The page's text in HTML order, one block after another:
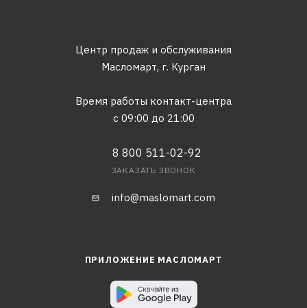
Центр продаж и обслуживания
Масломарт, г. Курган
Время работы контакт-центра
с 09:00 до 21:00
8 800 511-02-92
ЗАКАЗАТЬ ЗВОНОК
info@maslomart.com
ПРИЛОЖЕНИЕ МАСЛОМАРТ